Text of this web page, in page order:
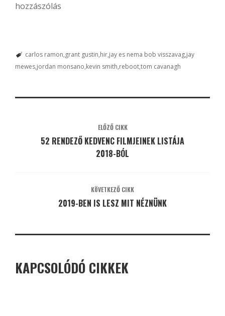
hozzászólás
carlos ramon grant gustin hir jay es nema bob visszavag jay
mewes jordan monsano kevin smith reboottom cavanagh
ELŐZŐ CIKK
52 RENDEZŐ KEDVENC FILMJEINEK LISTÁJA
2018-BÓL
KÖVETKEZŐ CIKK
2019-BEN IS LESZ MIT NÉZNÜNK
KAPCSOLÓDÓ CIKKEK